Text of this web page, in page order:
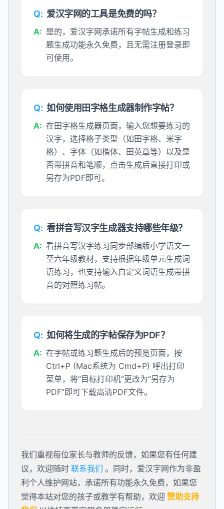
Q: 爱汉字网的工具是免费的吗？
A: 是的，爱汉字网承诺所有字帖生成和练习
题生成功能永久免费，且无需注册登录即
可使用。
Q: 如何使用田字格生成器制作字帖？
A: 在田字格生成器页面，输入您想要练习的
汉字，选择格子类型（如田字格、米字
格）、字体（如楷体、田英章等）以及是
否带拼音和笔顺，点击生成后直接打印或
另存为PDF即可。
Q: 看拼音写汉字生成器支持哪些年级？
A: 看拼音写汉字练习同步部编版小学语文一
至六年级教材，支持根据年级单元生成词
语练习，也支持输入自定义词语生成带拼
音的对照练习帖。
Q: 如何将生成的字帖保存为PDF？
A: 在字帖或练习题生成后的预览页面，按
Ctrl+P (Mac系统为 Cmd+P) 呼出打印
菜单，将“目标打印机”更改为“另存为
PDF”即可下载高清PDF文件。
我们重视每位家长与教师的反馈，如果您有任何建
议，欢迎随时 联系我们 。同时，爱汉字网作为非盈
利个人维护网站，承诺所有功能永久免费，如果您
觉得本站对您的孩子或教学有帮助，欢迎 赞助支持